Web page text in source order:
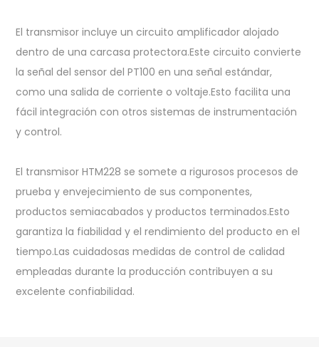
El transmisor incluye un circuito amplificador alojado
dentro de una carcasa protectora.Este circuito convierte
la señal del sensor del PT100 en una señal estándar,
como una salida de corriente o voltaje.Esto facilita una
fácil integración con otros sistemas de instrumentación
y control.
El transmisor HTM228 se somete a rigurosos procesos de
prueba y envejecimiento de sus componentes,
productos semiacabados y productos terminados.Esto
garantiza la fiabilidad y el rendimiento del producto en el
tiempo.Las cuidadosas medidas de control de calidad
empleadas durante la producción contribuyen a su
excelente confiabilidad.